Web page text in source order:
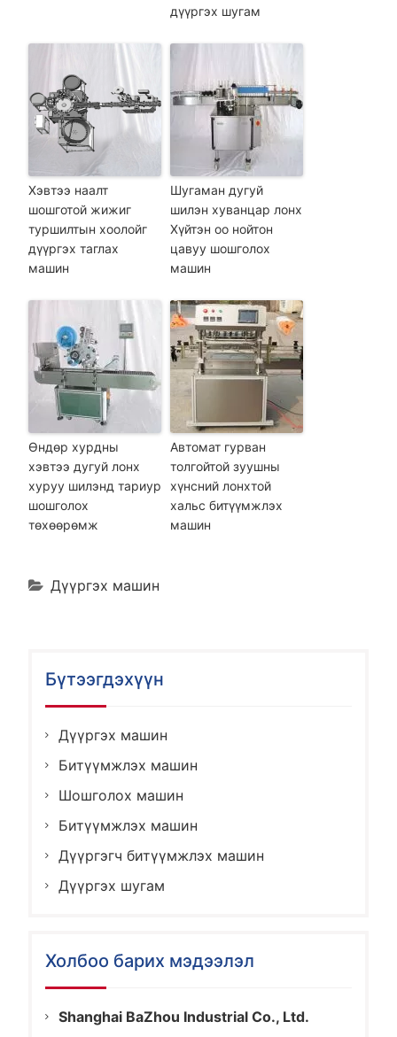
дүүргэх шугам
Хэвтээ наалт
шошготой жижиг
туршилтын хоолойг
дүүргэх таглах
машин
Шугаман дугуй
шилэн хуванцар лонх
Хүйтэн оо нойтон
цавуу шошголох
машин
Өндөр хурдны
хэвтээ дугуй лонх
хуруу шилэнд тариур
шошголох
төхөөрөмж
Автомат гурван
толгойтой зуушны
хүнсний лонхтой
хальс битүүмжлэх
машин
Дүүргэх машин
Бүтээгдэхүүн
Дүүргэх машин
Битүүмжлэх машин
Шошголох машин
Битүүмжлэх машин
Дүүргэгч битүүмжлэх машин
Дүүргэх шугам
Холбоо барих мэдээлэл
Shanghai BaZhou Industrial Co., Ltd.